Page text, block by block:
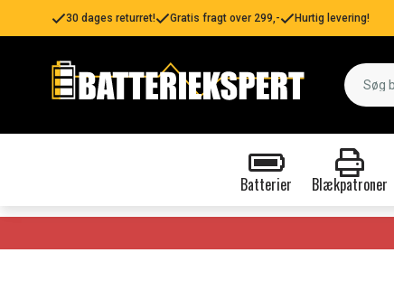
30 dages returret! Gratis fragt over 299,- Hurtig levering!
Batterier Blækpatroner